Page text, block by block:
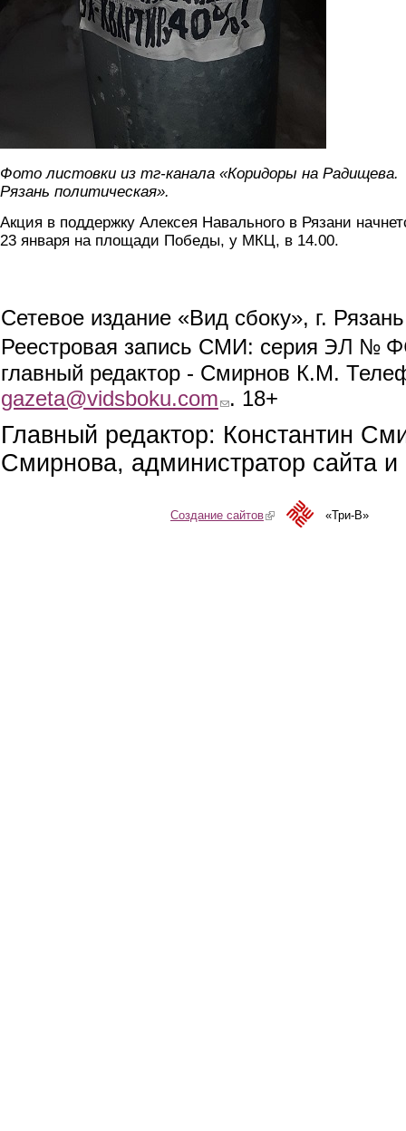
Фото листовки из тг-канала «Коридоры на Радищева.
Рязань политическая».
Акция в поддержку Алексея Навального в Рязани
23 января на площади Победы, у МКЦ, в 14.00.
Сетевое издание «Вид сбоку», г.
Реестровая запись СМИ: серия ЭЛ №
главный редактор - Смирнов К.М.
gazeta@vidsboku.com (link sends e-mail)
. 18+
Главный редактор: Константин
Смирнова, администратор сайта
Создание сайтов(link is external)«Три-В»